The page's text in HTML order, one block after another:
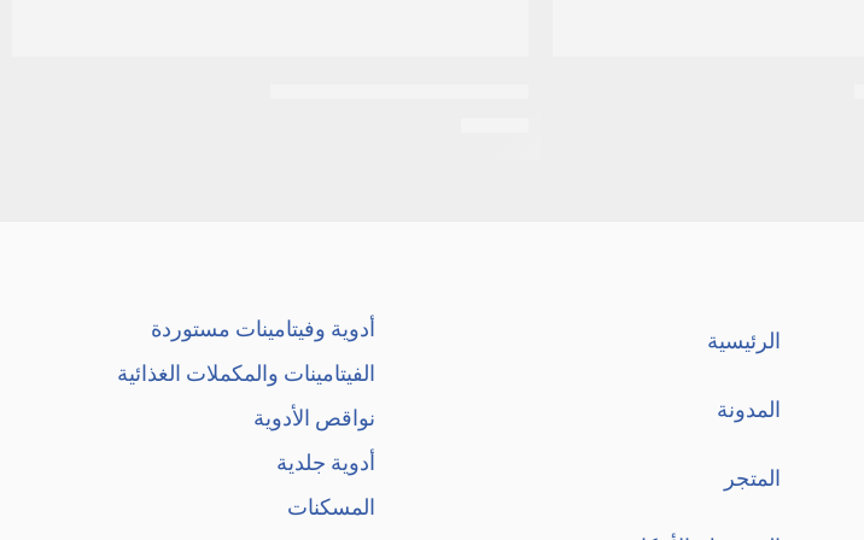
الرئيسية
المدونة
المتجر
أدوية وفيتامينات مستوردة
الفيتامينات والمكملات الغذائية
نواقص الأدوية
أدوية جلدية
المسكنات